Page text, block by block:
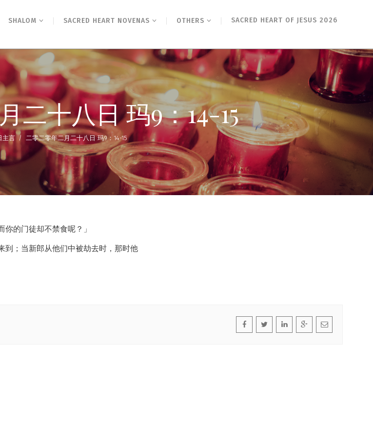
SHALOM SACRED HEART NOVENAS OTHERS SACRED HEART OF JESUS 2026
二十八日 玛9：14-15
主言 / 二零二零年二月二十八日 玛9：14-15
的门徒却不禁食呢？」
到；当新郎从他们中被劫去时，那时他